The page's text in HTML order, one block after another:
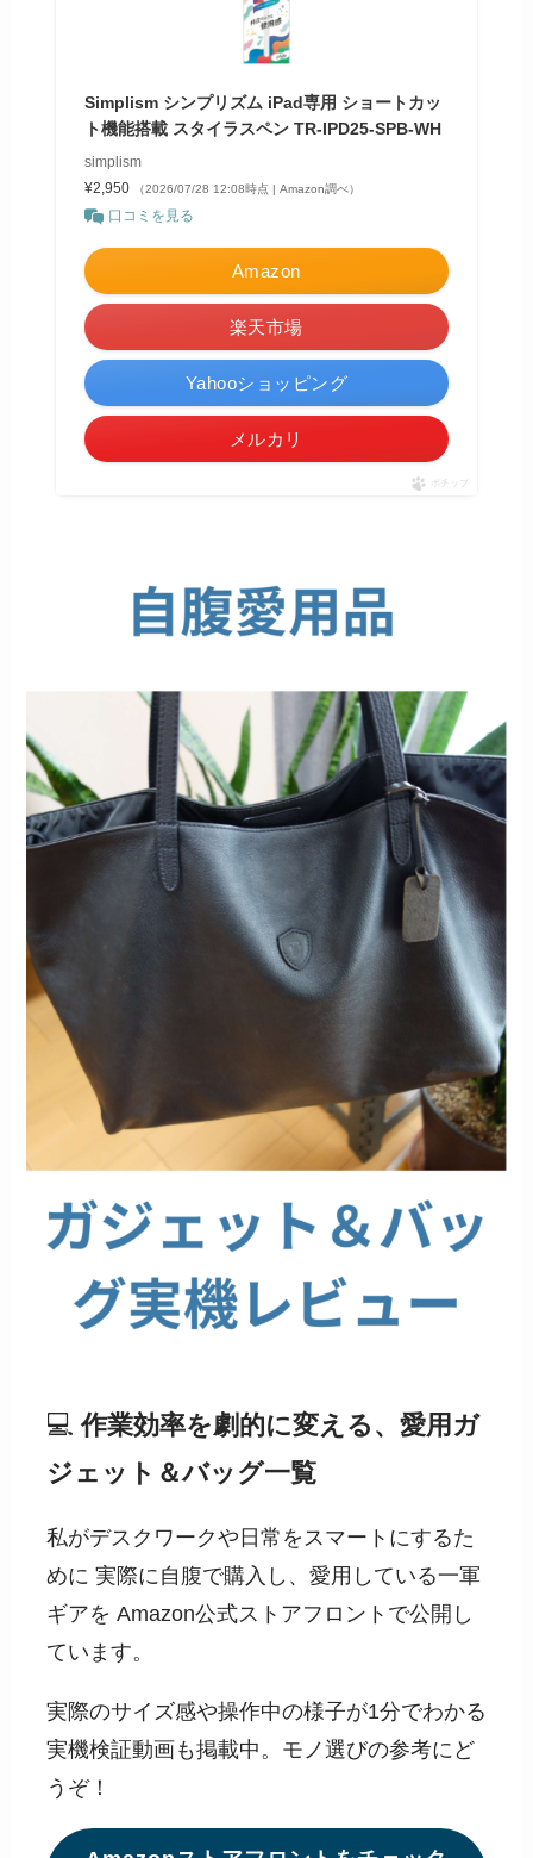
Simplism シンプリズム iPad専用 ショートカッ
ト機能搭載 スタイラスペン TR-IPD25-SPB-WH
simplism
¥2,950
（2026/07/28 12:08時点 | Amazon調べ）
口コミを見る
Amazon
楽天市場
Yahooショッピング
メルカリ
ポチップ
💻作業効率を劇的に変える、愛用ガ
ジェット＆バッグ一覧
私がデスクワークや日常をスマートにするた
めに 実際に自腹で購入し、愛用している一軍
ギアを Amazon公式ストアフロントで公開し
ています。
実際のサイズ感や操作中の様子が1分でわかる
実機検証動画も掲載中。モノ選びの参考にど
うぞ！